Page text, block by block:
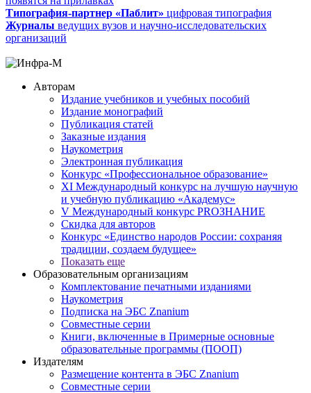
Типография-партнер «Паблит» цифровая типография
Журналы ведущих вузов и научно-исследовательских
организаций
Авторам
Издание учебников и учебных пособий
Издание монографий
Публикация статей
Заказные издания
Наукометрия
Электронная публикация
Конкурс «Профессиональное образование»
XI Международный конкурс на лучшую научную
и учебную публикацию «Академус»
V Международный конкурс PROЗНАНИЕ
Скидка для авторов
Конкурс «Единство народов России: сохраняя
традиции, создаем будущее»
Показать еще
Образовательным организациям
Комплектование печатными изданиями
Наукометрия
Подписка на ЭБС Znanium
Совместные серии
Книги, включенные в Примерные основные
образовательные программы (ПООП)
Издателям
Размещение контента в ЭБС Znanium
Совместные серии